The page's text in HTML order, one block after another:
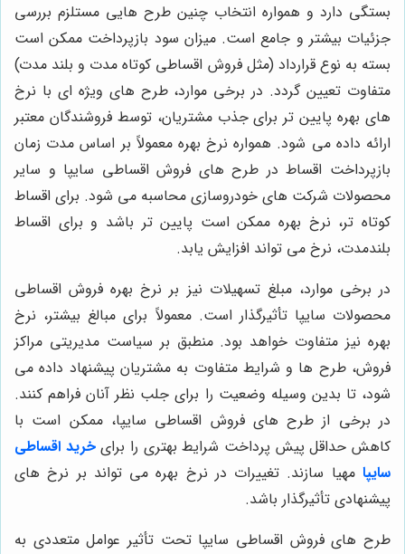
بستگی دارد و همواره انتخاب چنین طرح هایی مستلزم بررسی
جزئیات بیشتر و جامع است. میزان سود بازپرداخت ممکن است
بسته به نوع قرارداد (مثل فروش اقساطی کوتاه مدت و بلند مدت)
متفاوت تعیین گردد. در برخی موارد، طرح های ویژه ای با نرخ
های بهره پایین تر برای جذب مشتریان، توسط فروشندگان معتبر
ارائه داده می شود. همواره نرخ بهره معمولاً بر اساس مدت زمان
بازپرداخت اقساط در طرح های فروش اقساطی سایپا و سایر
محصولات شرکت های خودروسازی محاسبه می شود. برای اقساط
کوتاه تر، نرخ بهره ممکن است پایین تر باشد و برای اقساط
بلندمدت، نرخ می تواند افزایش یابد.
در برخی موارد، مبلغ تسهیلات نیز بر نرخ بهره فروش اقساطی
محصولات سایپا تأثیرگذار است. معمولاً برای مبالغ بیشتر، نرخ
بهره نیز متفاوت خواهد بود. منطبق بر سیاست مدیریتی مراکز
فروش، طرح ها و شرایط متفاوت به مشتریان پیشنهاد داده می
شود، تا بدین وسیله وضعیت را برای جلب نظر آنان فراهم کنند.
در برخی از طرح های فروش اقساطی سایپا، ممکن است با
کاهش حداقل پیش پرداخت شرایط بهتری را برای خرید اقساطی
سایپا مهیا سازند. تغییرات در نرخ بهره می تواند بر نرخ های
پیشنهادی تأثیرگذار باشد.
طرح های فروش اقساطی سایپا تحت تأثیر عوامل متعددی به